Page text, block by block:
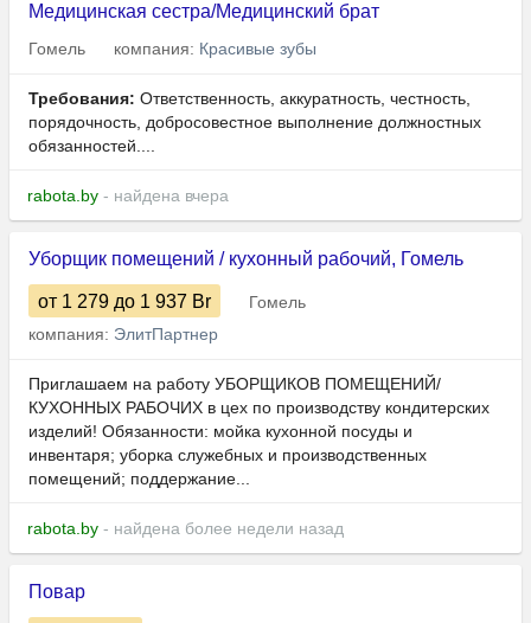
Медицинская сестра/Медицинский брат
Гомель компания: Красивые зубы
Требования: Ответственность, аккуратность, честность,
порядочность, добросовестное выполнение должностных
обязанностей....
rabota.by - найдена вчера
Уборщик помещений / кухонный рабочий, Гомель
от 1 279 до 1 937 Br
Гомель
компания: ЭлитПартнер
Приглашаем на работу УБОРЩИКОВ ПОМЕЩЕНИЙ/
КУХОННЫХ РАБОЧИХ в цех по производству кондитерских
изделий! Обязанности: мойка кухонной посуды и
инвентаря; уборка служебных и производственных
помещений; поддержание...
rabota.by - найдена более недели назад
Повар